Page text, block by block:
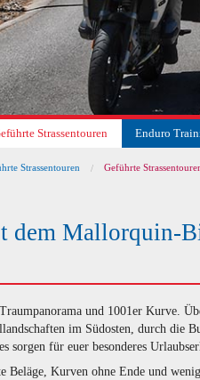
Strassentouren Enduro
Strassentouren Geführte
dem Mallorquin-
und 1001er Kurve.
im Südosten, durch die
sorgen für euer besonderes
Beläge, Kurven ohne Ende und